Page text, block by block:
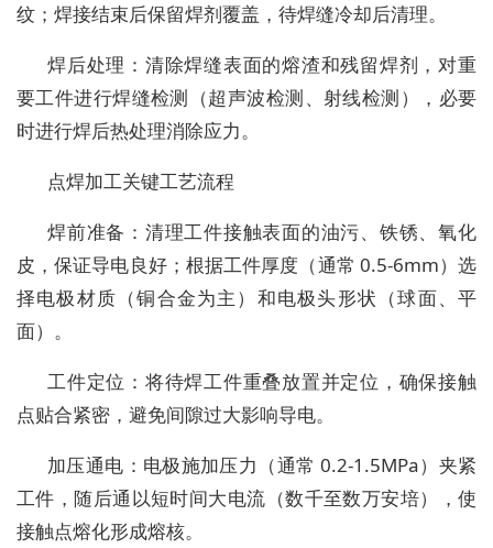
纹；焊接结束后保留焊剂覆盖，待焊缝冷却后清理。
焊后处理：清除焊缝表面的熔渣和残留焊剂，对重
要工件进行焊缝检测（超声波检测、射线检测），必要
时进行焊后热处理消除应力。
点焊加工关键工艺流程
焊前准备：清理工件接触表面的油污、铁锈、氧化
皮，保证导电良好；根据工件厚度（通常 0.5-6mm）选
择电极材质（铜合金为主）和电极头形状（球面、平
面）。
工件定位：将待焊工件重叠放置并定位，确保接触
点贴合紧密，避免间隙过大影响导电。
加压通电：电极施加压力（通常 0.2-1.5MPa）夹紧
工件，随后通以短时间大电流（数千至数万安培），使
接触点熔化形成熔核。